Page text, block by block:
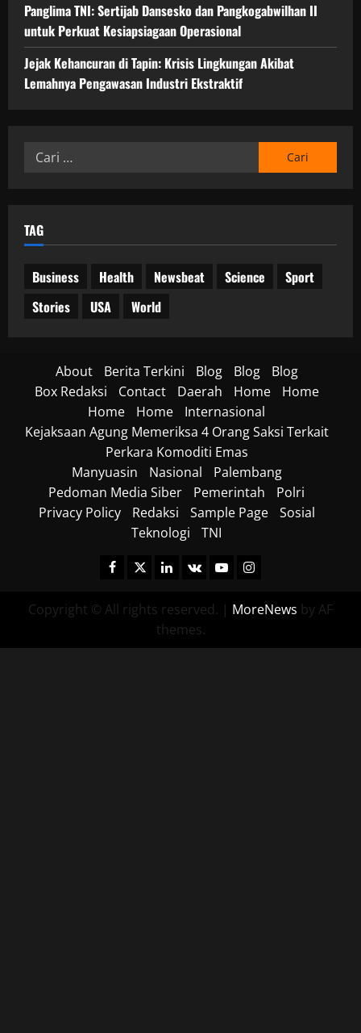
Panglima TNI: Sertijab Dansesko dan Pangkogabwilhan II
untuk Perkuat Kesiapsiagaan Operasional
Jejak Kehancuran di Tapin: Krisis Lingkungan Akibat
Lemahnya Pengawasan Industri Ekstraktif
Cari
TAG
Business Health Newsbeat Science
Sport
Stories
USA World
About Berita Terkini Blog Blog
Blog
Box Redaksi
Contact Daerah Home
Home
Home
Home
Internasional
Kejaksaan Agung Memeriksa 4 Orang Saksi Terkait
Perkara Komoditi Emas
Manyuasin
Nasional
Palembang
Pedoman Media Siber
Pemerintah
Polri
Privacy Policy
Redaksi Sample Page
Sosial
Teknologi
TNI
Facebook
TwitterLinkedin
VK YoutubeInstagram
Copyright © All rights reserved. | MoreNews by AF
themes.